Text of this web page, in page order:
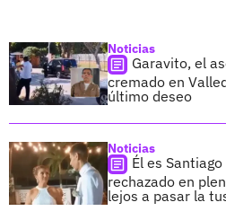
Noticias
Garavito, el
cremado en
último deseo
Noticias
Él es
rechazado en
lejos a pasar la